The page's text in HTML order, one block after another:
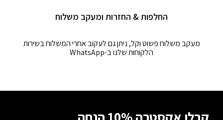
החלפות & החזרות ומעקב משלוח
מעקב משלוח פשוט וקל, ניתן גם לעקוב אחרי המשלוח בשירות
הלקוחות שלנו ב-WhatsApp